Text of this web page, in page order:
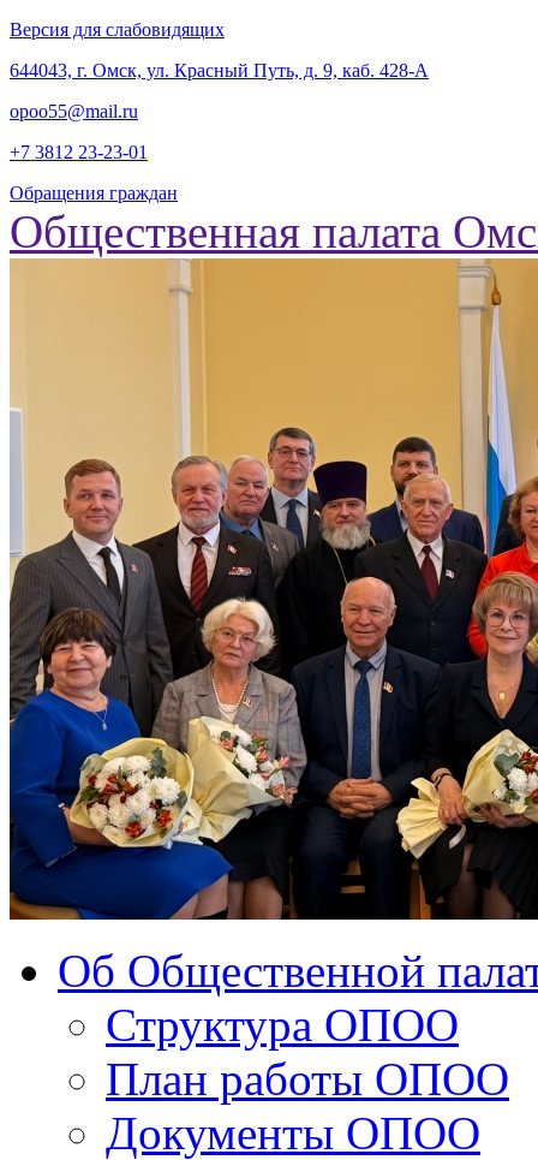
Версия для слабовидящих
‎644043, г. Омск, ул. Красный Путь, д. 9, каб. 428-А
opoo55@mail.ru
+7 3812 23-23-01
Обращения граждан
Общественная палата
Об Общественной
Структура ОПОО
План работы ОПОО
Документы ОПОО